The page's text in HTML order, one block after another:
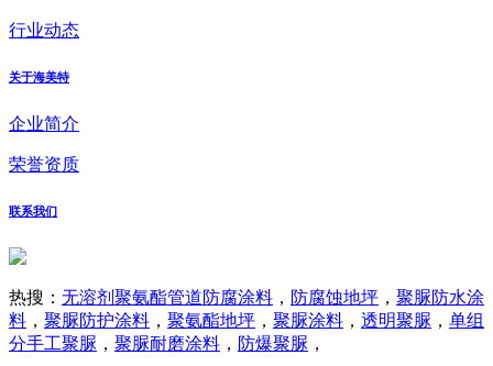
行业动态
关于海美特
企业简介
荣誉资质
联系我们
热搜： 无溶剂聚氨酯管道防腐涂料 ， 防腐蚀地坪 ， 聚脲防水涂
料 ， 聚脲防护涂料 ， 聚氨酯地坪 ， 聚脲涂料 ， 透明聚脲 ， 单组
分手工聚脲 ， 聚脲耐磨涂料 ， 防爆聚脲 ，